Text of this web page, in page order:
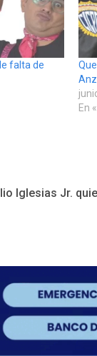
falta de
En
Iglesias Jr.